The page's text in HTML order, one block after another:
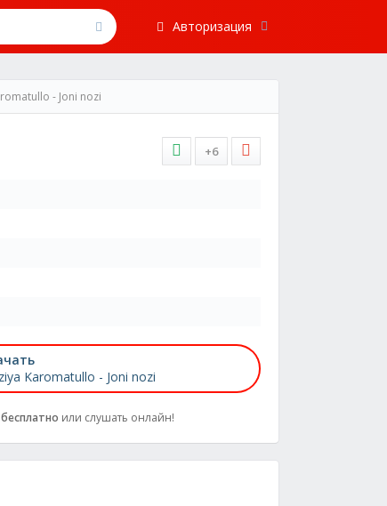
Авторизация
- Joni nozi
+6
Karomatullo - Joni nozi
бесплатно или слушать онлайн!